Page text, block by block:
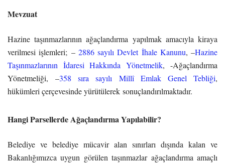
Mevzuat
Hazine taşınmazlarının ağaçlandırma yapılmak amacıyla kiraya
verilmesi işlemleri; – 2886 sayılı Devlet İhale Kanunu, –Hazine
Taşınmazlarının İdaresi Hakkında Yönetmelik, -Ağaçlandırma
Yönetmeliği, –358 sıra sayılı Millî Emlak Genel Tebliği,
hükümleri çerçevesinde yürütülerek sonuçlandırılmaktadır.
Hangi Parsellerde Ağaçlandırma Yapılabilir?
Belediye ve belediye mücavir alan sınırları dışında kalan ve
Bakanlığımızca uygun görülen taşınmazlar ağaçlandırma amaçlı